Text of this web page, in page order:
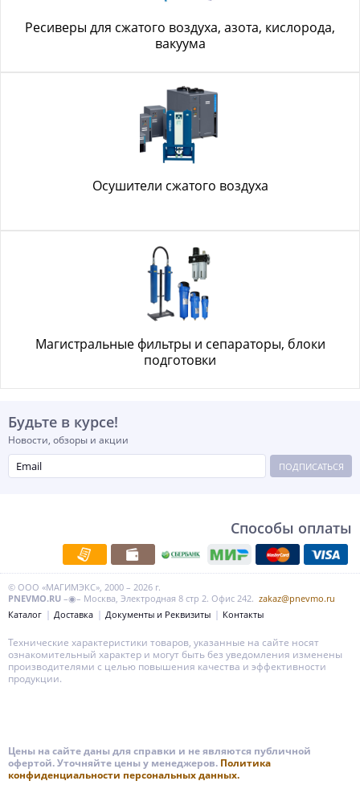
Ресиверы для сжатого воздуха, азота, кислорода,
вакуума
Осушители сжатого воздуха
Магистральные фильтры и сепараторы, блоки
подготовки
Будьте в курсе!
Новости, обзоры и акции
ПОДПИСАТЬСЯ
Способы оплаты
© ООО «МАГИМЭКС», 2000 – 2026 г.
PNEVMO.RU –◉– Москва, Электродная 8 стр 2. Офис 242. zakaz@pnevmo.ru
Каталог
Доставка Документы и Реквизиты Контакты
Технические характеристики товаров, указанные на сайте носят
ознакомительный характер и могут быть без уведомления изменены
производителями с целью повышения качества и эффективности
продукции.
Цены на сайте даны для справки и не являются публичной
офертой. Уточняйте цены у менеджеров. Политика
конфиденциальности персональных данных.